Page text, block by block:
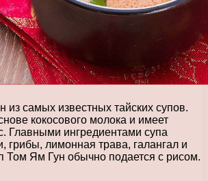
самых известных тайских супов.
кокосового молока и имеет
Главными ингредиентами супа
грибы, лимонная трава, галангал и
Том Ям Гун обычно подается с рисом.